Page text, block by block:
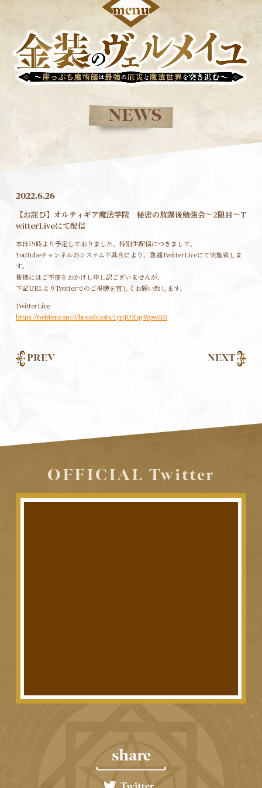
NEWS
2022.6.26
【お詫び】オルティギア魔法学院 秘密の放課後勉強会～2限目～T
witterLiveにて配信
本日19時より予定しておりました、特別生配信につきまして、
YouTubeチャンネルのシステム不具合により、急遽TwitterLiveにて実施致しま
す。
皆様にはご不便をおかけし申し訳ございませんが、
下記URLよりTwitterでのご視聴を宜しくお願い致します。
TwitterLive
https://twitter.com/i/broadcasts/1ynJOZqyWpwGR
PREV NEXT
OFFICIAL Twitter
share